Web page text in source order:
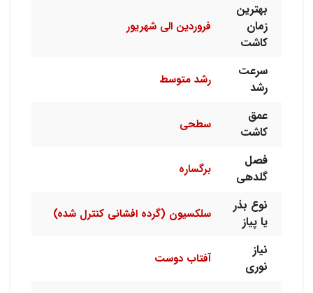
بهترین
زمان
کاشت
فروردین الی شهریور
سرعت
رشد
رشد متوسط
عمق
کاشت
سطحی
فصل
گلدهی
برگساره
نوع بذر
یا پیاز
سلکسیون (گرده افشانی کنترل شده)
نیاز
نوری
آفتاب دوست